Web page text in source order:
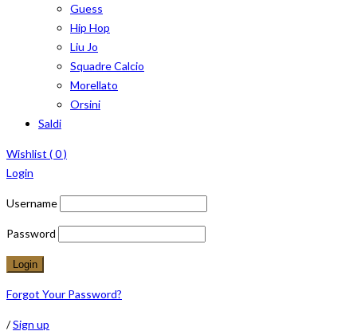
Guess
Hip Hop
Liu Jo
Squadre Calcio
Morellato
Orsini
Saldi
Wishlist (0)
Login
Username
Password
Forgot Your Password?
/Sign up